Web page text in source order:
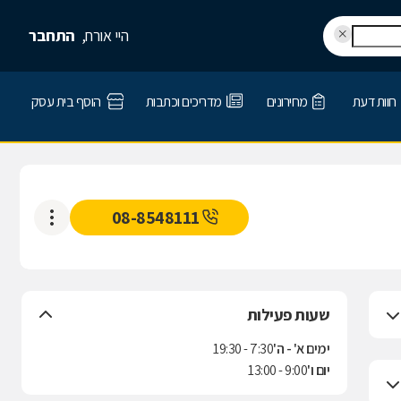
היי אורח, התחבר
חוות דעת מחירונים מדריכים וכתבות הוסף בית עסק
08-8548111
שעות פעילות
ימים א' - ה'7:30 - 19:30
יום ו'9:00 - 13:00